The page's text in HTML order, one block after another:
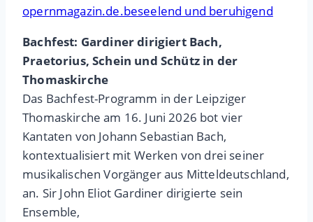
opernmagazin.de.beseelend und beruhigend
Bachfest: Gardiner dirigiert Bach,
Praetorius, Schein und Schütz in der
Thomaskirche
Das Bachfest-Programm in der Leipziger
Thomaskirche am 16. Juni 2026 bot vier
Kantaten von Johann Sebastian Bach,
kontextualisiert mit Werken von drei seiner
musikalischen Vorgänger aus Mitteldeutschland,
an. Sir John Eliot Gardiner dirigierte sein
Ensemble,